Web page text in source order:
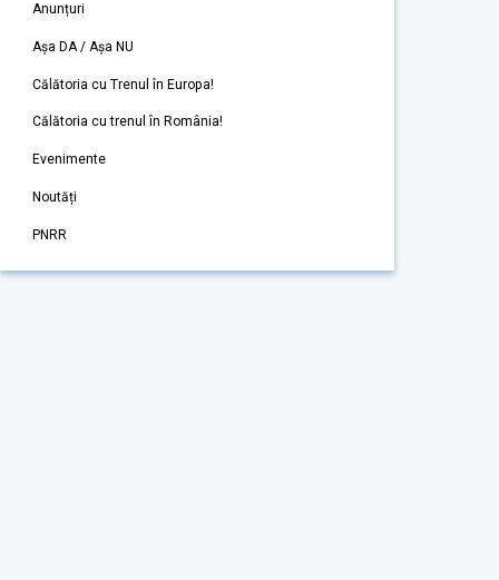
Anunțuri
Așa DA / Așa NU
Călătoria cu Trenul în Europa!
Călătoria cu trenul în România!
Evenimente
Noutăți
PNRR